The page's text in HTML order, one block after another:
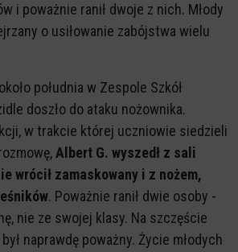
i poważnie ranił dwoje z nich. Młody
o usiłowanie zabójstwa wielu
południa w Zespole Szkół
doszło do ataku nożownika.
w trakcie której uczniowie siedzieli
Albert G. wyszedł z sali
wrócił zamaskowany i z nożem,
. Poważnie ranił dwie osoby -
nie ze swojej klasy. Na szczęście
naprawdę poważny. Życie młodych